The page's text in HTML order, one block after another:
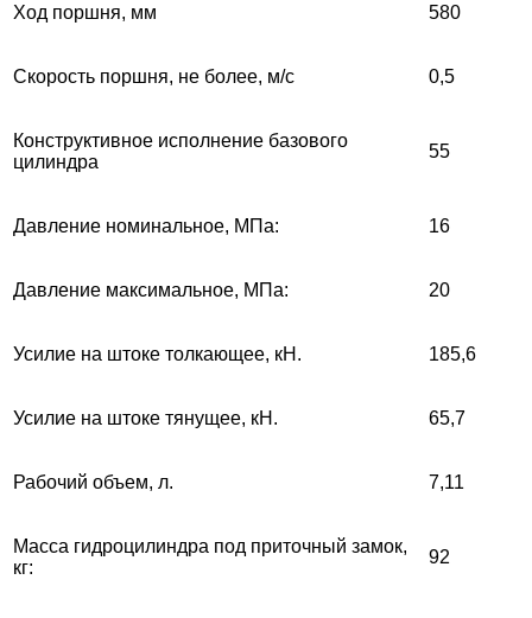
Ход поршня, мм 580
Скорость поршня, не более, м/c 0,5
Конструктивное исполнение базового
цилиндра
55
Давление номинальное, МПа: 16
Давление максимальное, МПа: 20
Усилие на штоке толкающее, кН. 185,6
Усилие на штоке тянущее, кН. 65,7
Рабочий объем, л. 7,11
Масса гидроцилиндра под приточный замок,
кг:
92